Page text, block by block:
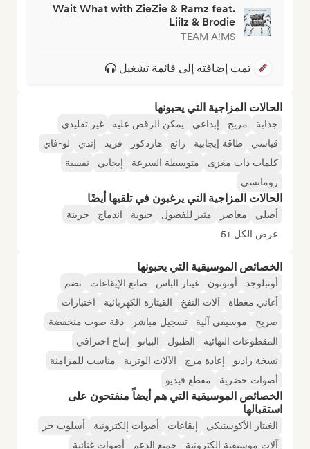
Wait What with ZieZie & Ramz feat.
Liilz & Brodie
TEAM A!MS
تمت إضافته إلى قائمة تشغيل
الحالات المزاجية التي يحبونها
جذابة مريح إبداعي يمكن الرقص عليه
غير تقليدي
قياسي
طاقة إيجابية رائع هاردكور فريد إندي
لو-فاي
كلمات ذات مغزى
متوسطة السرعة إيجابي
نفسية
رومانسي
الحالات المزاجية التي يرغبون في تلقيها أيضًا
أصلي معاصر مثير للفضول حيوية اندماج
حزينة
عرض الكل +5
الخصائص الموسيقية التي يحبونها
أونبلوجد أوتوتون غيتار الباس صانع الإيقاعات
تضم
أغاني مغطاة
آلات النفخ القيثارة الكهربائية
اختبارات
صريح
موسيقى آلية تسجيل مباشر
دقة صوت منخفضة
المقطوعات النهائية
الطبول البيانو
إنتاج احترافي
نسخة راديو
إعادة مزج الآلات الوترية
مناسب للمزامنة
أصوات حضرية
مقطع فيديو
الخصائص الموسيقية التي هم أيضاً منفتحون على
استقبالها
الغيتار الأكوستيكي إيقاعات أصوات إلكترونية
أسلوب حر
آلات موسيقية إلكترونية
جميع الدعم أصوات غنائية